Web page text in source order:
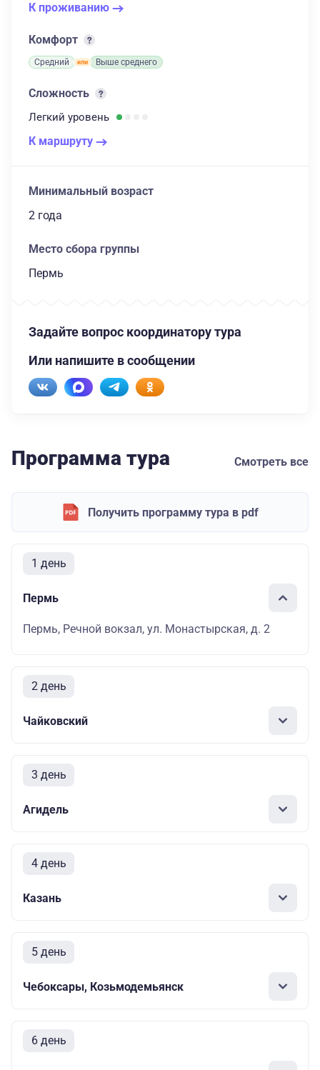
К проживанию
Комфорт
Средний Выше среднего
Сложность
Легкий уровень
К маршруту
Минимальный возраст
2 года
Место сбора группы
Пермь
Задайте вопрос координатору тура
Или напишите в сообщении
Программа тура Смотреть все
Получить программу тура в pdf
1 день
Пермь
Пермь, Речной вокзал, ул. Монастырская, д. 2
2 день
Чайковский
3 день
Агидель
4 день
Казань
5 день
Чебоксары, Козьмодемьянск
6 день